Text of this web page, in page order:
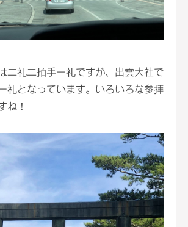
二礼二拍手一礼ですが、出雲大社で
礼となっています。いろいろな参拝
ね！